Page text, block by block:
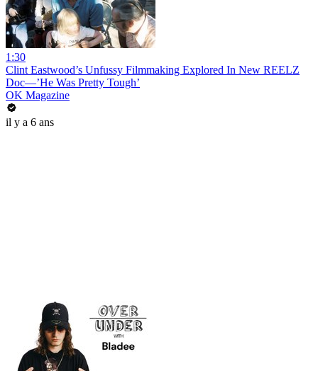
1:30
Clint Eastwood’s Unfussy Filmmaking Explored In New REELZ
Doc—’He Was Pretty Tough’
OK Magazine
il y a 6 ans